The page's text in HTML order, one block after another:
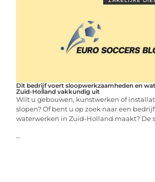
Dit bedrijf voert sloopwerkzaamheden en
Zuid-Holland vakkundig uit
Wilt u gebouwen, kunstwerken of
slopen? Of bent u op zoek naar een
waterwerken in Zuid-Holland maakt? De
...